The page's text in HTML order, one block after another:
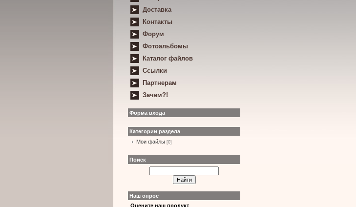
Доставка
Контакты
Форум
Фотоальбомы
Каталог файлов
Ссылки
Партнерам
Зачем?!
Форма входа
Категории раздела
Мои файлы [0]
Поиск
Наш опрос
Оцените наш продукт